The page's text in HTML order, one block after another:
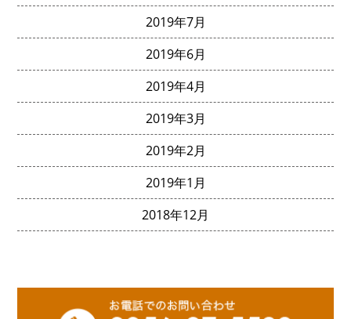
2019年7月
2019年6月
2019年4月
2019年3月
2019年2月
2019年1月
2018年12月